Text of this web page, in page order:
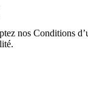
nos Conditions